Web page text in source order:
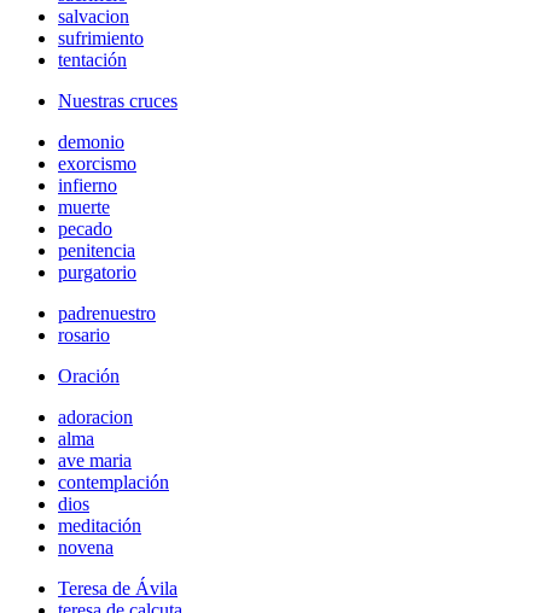
salvacion
sufrimiento
tentación
Nuestras cruces
demonio
exorcismo
infierno
muerte
pecado
penitencia
purgatorio
padrenuestro
rosario
Oración
adoracion
alma
ave maria
contemplación
dios
meditación
novena
Teresa de Ávila